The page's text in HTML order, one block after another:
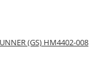
(GS) HM4402-008